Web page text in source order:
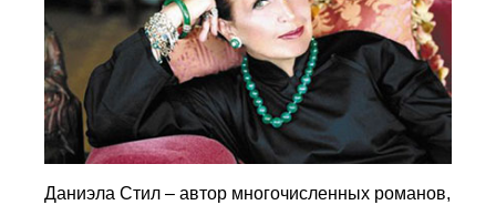
Даниэла Стил – автор многочисленных романов,